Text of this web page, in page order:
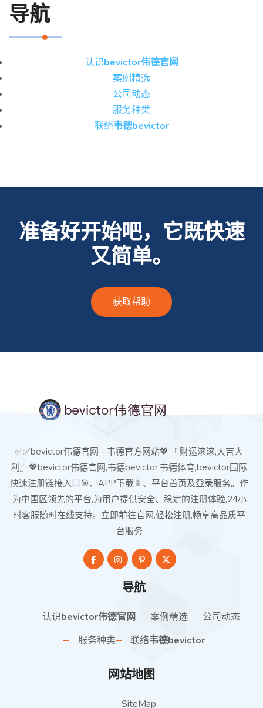
导航
认识bevictor伟德官网
案例精选
公司动态
服务种类
联络韦德bevictor
准备好开始吧，它既快速
又简单。
获取帮助
✅✅bevictor伟德官网 - 韦德官方网站💖『 财运滚滚,大吉大
利』💖bevictor伟德官网,韦德bevictor,韦德体育,bevictor国际
快速注册链接入口🎯、APP下载📱、平台首页及登录服务。作
为中国区领先的平台,为用户提供安全、稳定的注册体验,24小
时客服随时在线支持。立即前往官网,轻松注册,畅享高品质平
台服务
导航
认识bevictor伟德官网 案例精选
公司动态
服务种类
联络韦德bevictor
网站地图
SiteMap